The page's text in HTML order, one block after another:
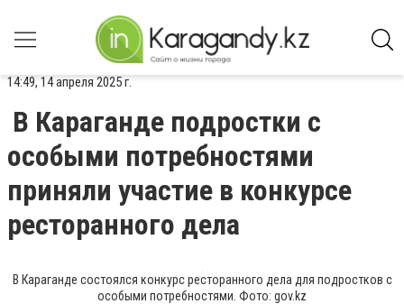
14:49, 14 апреля 2025 г.
В Караганде подростки с
особыми потребностями
приняли участие в конкурсе
ресторанного дела
В Караганде состоялся конкурс ресторанного дела для подростков с
особыми потребностями. Фото: gov.kz